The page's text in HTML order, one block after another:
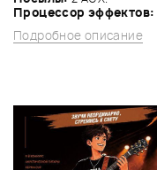
Процессор эффектов:
Подробное описание